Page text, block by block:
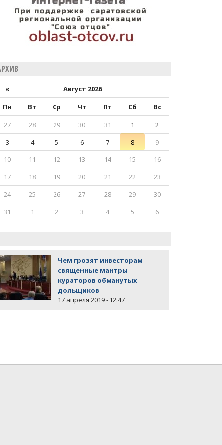
«
Август 2026
Пн
Вт Ср Чт Пт Сб
Вс
27
28 29 30 31 1
2
3
4 5 6 7 8
9
10
11 12 13 14 15
16
17
18 19 20 21 22
23
24
25 26 27 28 29
30
31
1 2 3 4 5 6
Чем грозят инвесторам
священные мантры
кураторов обманутых
дольщиков
17 апреля 2019 - 12:47